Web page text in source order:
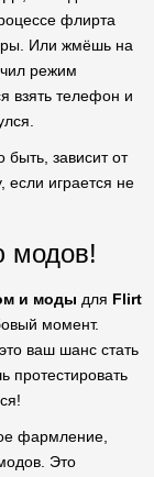
флирта
Или жмёшь на
режим
взять телефон и
зависит от
если играется не
модов!
и моды для Flirt
момент.
ваш шанс стать
протестировать
фармление,
Это